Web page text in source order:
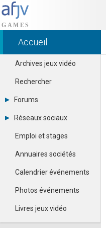
Accueil
Archives jeux vidéo
Rechercher
Forums
Tous les forums
Se connecter
Contacter un modérateur
Réseaux sociaux
Dailymotion
Facebook
Google+
Pinterest
Youtube
Emploi et stages
Annuaires sociétés
Calendrier événements
Photos événements
Livres jeux vidéo